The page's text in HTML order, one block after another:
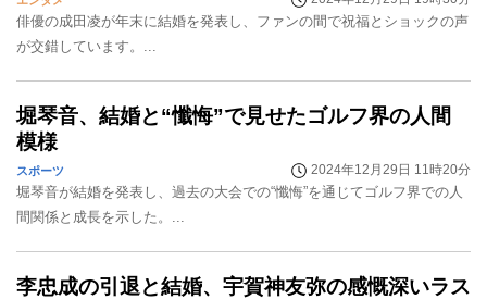
俳優の成田凌が年末に結婚を発表し、ファンの間で祝福とショックの声
が交錯しています。...
堀琴音、結婚と“懺悔”で見せたゴルフ界の人間
模様
スポーツ 2024年12月29日 11時20分
堀琴音が結婚を発表し、過去の大会での“懺悔”を通じてゴルフ界での人
間関係と成長を示した。...
李忠成の引退と結婚、宇賀神友弥の感慨深いラス